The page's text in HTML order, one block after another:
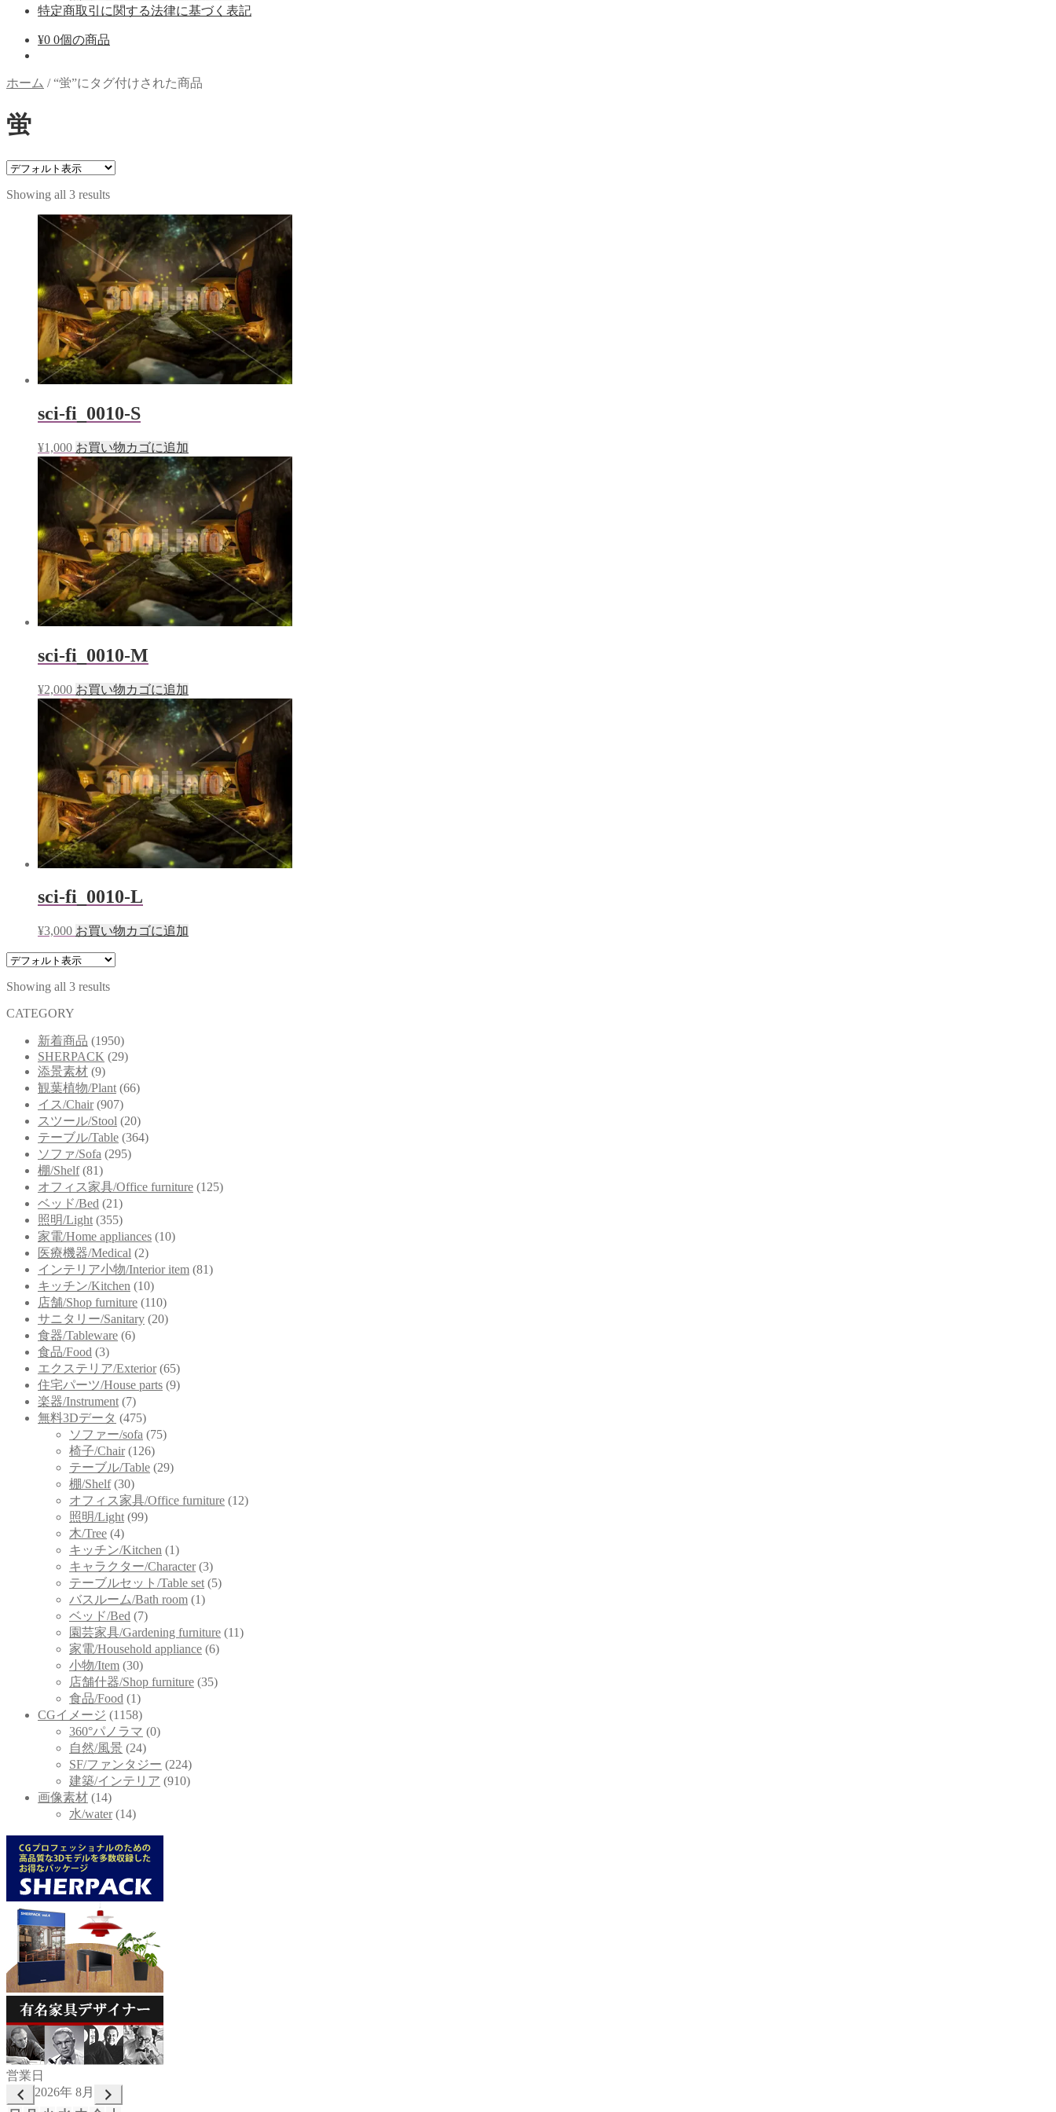
特定商取引に関する法律に基づく表記
¥0 0個の商品
ホーム /“蛍”にタグ付けされた商品
蛍
Showing all 3 results
sci-fi_0010-S
¥1,000 お買い物カゴに追加
sci-fi_0010-M
¥2,000 お買い物カゴに追加
sci-fi_0010-L
¥3,000 お買い物カゴに追加
Showing all 3 results
CATEGORY
新着商品 (1950)
SHERPACK (29)
添景素材 (9)
観葉植物/Plant (66)
イス/Chair (907)
スツール/Stool (20)
テーブル/Table (364)
ソファ/Sofa (295)
棚/Shelf (81)
オフィス家具/Office furniture (125)
ベッド/Bed (21)
照明/Light (355)
家電/Home appliances (10)
医療機器/Medical (2)
インテリア小物/Interior item (81)
キッチン/Kitchen (10)
店舗/Shop furniture (110)
サニタリー/Sanitary (20)
食器/Tableware (6)
食品/Food (3)
エクステリア/Exterior (65)
住宅パーツ/House parts (9)
楽器/Instrument (7)
無料3Dデータ (475)
ソファー/sofa (75)
椅子/Chair (126)
テーブル/Table (29)
棚/Shelf (30)
オフィス家具/Office furniture (12)
照明/Light (99)
木/Tree (4)
キッチン/Kitchen (1)
キャラクター/Character (3)
テーブルセット/Table set (5)
バスルーム/Bath room (1)
ベッド/Bed (7)
園芸家具/Gardening furniture (11)
家電/Household appliance (6)
小物/Item (30)
店舗什器/Shop furniture (35)
食品/Food (1)
CGイメージ (1158)
360°パノラマ (0)
自然/風景 (24)
SF/ファンタジー (224)
建築/インテリア (910)
画像素材 (14)
水/water (14)
営業日
2026年 8月